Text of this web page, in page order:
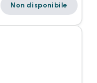
Non disponibile